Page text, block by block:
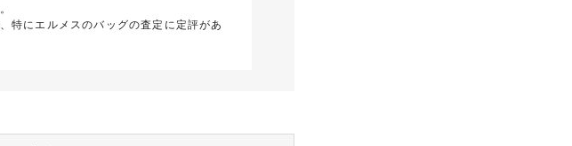
特にエルメスのバッグの査定に定評があ